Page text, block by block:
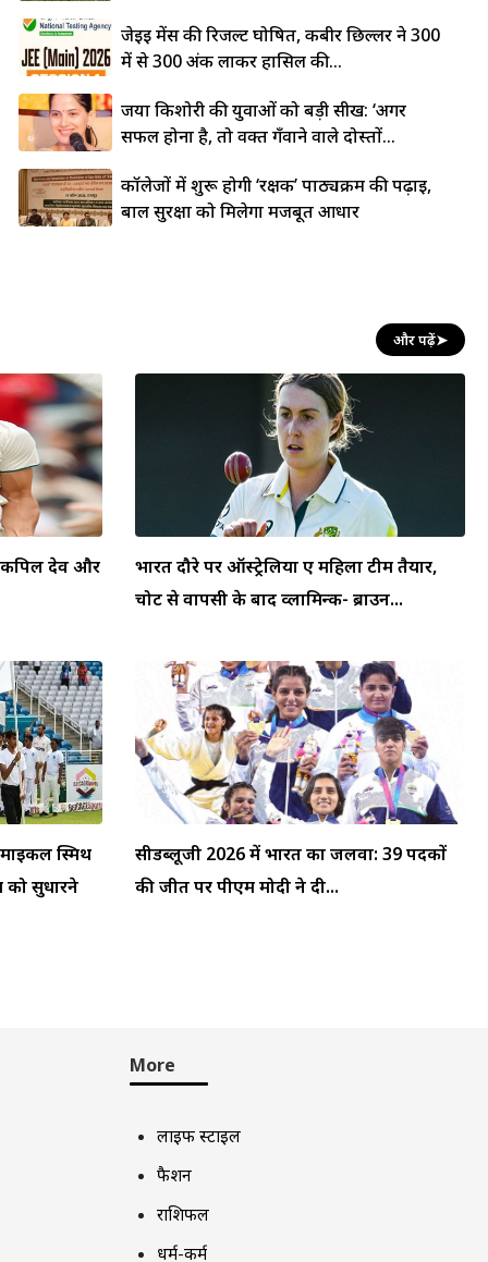
जेईई मेंस की रिजल्ट घोषित, कबीर छिल्लर ने 300
में से 300 अंक लाकर हासिल की...
जया किशोरी की युवाओं को बड़ी सीख: ‘अगर
सफल होना है, तो वक्त गँवाने वाले दोस्तों...
कॉलेजों में शुरू होगी ‘रक्षक’ पाठ्यक्रम की पढ़ाई,
बाल सुरक्षा को मिलेगा मजबूत आधार
और पढ़ें➤
कपिल देव और
भारत दौरे पर ऑस्ट्रेलिया ए महिला टीम तैयार,
चोट से वापसी के बाद व्लामिन्क- ब्राउन...
स्मिथ
को सुधारने
सीडब्लूजी 2026 में भारत का जलवा: 39 पदकों
की जीत पर पीएम मोदी ने दी...
More
लाइफ स्टाइल
फैशन
राशिफल
धर्म-कर्म